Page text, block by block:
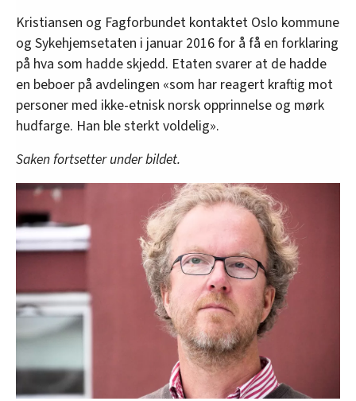
Kristiansen og Fagforbundet kontaktet Oslo kommune
og Sykehjemsetaten i januar 2016 for å få en forklaring
på hva som hadde skjedd. Etaten svarer at de hadde
en beboer på avdelingen «som har reagert kraftig mot
personer med ikke-etnisk norsk opprinnelse og mørk
hudfarge. Han ble sterkt voldelig».
Saken fortsetter under bildet.